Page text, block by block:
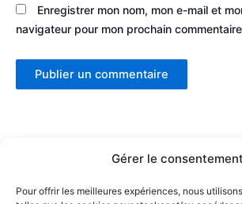
Gérer le consentement
Pour offrir les meilleures expériences, nous
Enregistrer mon nom, mon e-mail et
navigateur pour mon prochain